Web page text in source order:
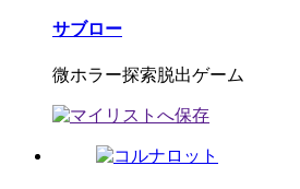
サブロー
微ホラー探索脱出ゲーム